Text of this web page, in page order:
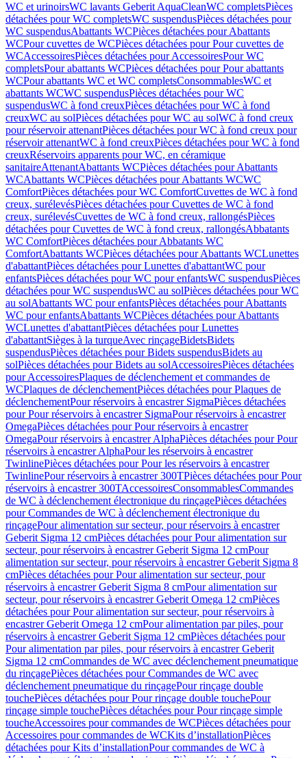
WC et urinoirsWC lavants Geberit AquaCleanWC completsPièces
détachées pour WC completsWC suspendusPièces détachées pour
WC suspendusAbattants WCPièces détachées pour Abattants
WCPour cuvettes de WCPièces détachées pour Pour cuvettes de
WCAccessoiresPièces détachées pour AccessoiresPour WC
completsPour abattants WCPièces détachées pour Pour abattants
WCPour abattants WC et WC completsConsommablesWC et
abattants WCWC suspendusPièces détachées pour WC
suspendusWC à fond creuxPièces détachées pour WC à fond
creuxWC au solPièces détachées pour WC au solWC à fond creux
pour réservoir attenantPièces détachées pour WC à fond creux pour
réservoir attenantWC à fond creuxPièces détachées pour WC à fond
creuxRéservoirs apparents pour WC, en céramique
sanitaireAttenantAbattants WCPièces détachées pour Abattants
WCAbattants WCPièces détachées pour Abattants WCWC
ComfortPièces détachées pour WC ComfortCuvettes de WC à fond
creux, surélevésPièces détachées pour Cuvettes de WC à fond
creux, surélevésCuvettes de WC à fond creux, rallongésPièces
détachées pour Cuvettes de WC à fond creux, rallongésAbbatants
WC ComfortPièces détachées pour Abbatants WC
ComfortAbattants WCPièces détachées pour Abattants WCLunettes
d'abattantPièces détachées pour Lunettes d'abattantWC pour
enfantsPièces détachées pour WC pour enfantsWC suspendusPièces
détachées pour WC suspendusWC au solPièces détachées pour WC
au solAbattants WC pour enfantsPièces détachées pour Abattants
WC pour enfantsAbattants WCPièces détachées pour Abattants
WCLunettes d'abattantPièces détachées pour Lunettes
d'abattantSièges à la turqueAvec rinçageBidetsBidets
suspendusPièces détachées pour Bidets suspendusBidets au
solPièces détachées pour Bidets au solAccessoiresPièces détachées
pour AccessoiresPlaques de déclenchement et commandes de
WCPlaques de déclenchementPièces détachées pour Plaques de
déclenchementPour réservoirs à encastrer SigmaPièces détachées
pour Pour réservoirs à encastrer SigmaPour réservoirs à encastrer
OmegaPièces détachées pour Pour réservoirs à encastrer
OmegaPour réservoirs à encastrer AlphaPièces détachées pour Pour
réservoirs à encastrer AlphaPour les réservoirs à encastrer
TwinlinePièces détachées pour Pour les réservoirs à encastrer
TwinlinePour réservoirs à encastrer 300TPièces détachées pour Pour
réservoirs à encastrer 300TAccessoiresConsommablesCommandes
de WC à déclenchement électronique du rinçagePièces détachées
pour Commandes de WC à déclenchement électronique du
rinçagePour alimentation sur secteur, pour réservoirs à encastrer
Geberit Sigma 12 cmPièces détachées pour Pour alimentation sur
secteur, pour réservoirs à encastrer Geberit Sigma 12 cmPour
alimentation sur secteur, pour réservoirs à encastrer Geberit Sigma 8
cmPièces détachées pour Pour alimentation sur secteur, pour
réservoirs à encastrer Geberit Sigma 8 cmPour alimentation sur
secteur, pour réservoirs à encastrer Geberit Omega 12 cmPièces
détachées pour Pour alimentation sur secteur, pour réservoirs à
encastrer Geberit Omega 12 cmPour alimentation par piles, pour
réservoirs à encastrer Geberit Sigma 12 cmPièces détachées pour
Pour alimentation par piles, pour réservoirs à encastrer Geberit
Sigma 12 cmCommandes de WC avec déclenchement pneumatique
du rinçagePièces détachées pour Commandes de WC avec
déclenchement pneumatique du rinçagePour rinçage double
touchePièces détachées pour Pour rinçage double touchePour
rinçage simple touchePièces détachées pour Pour rinçage simple
toucheAccessoires pour commandes de WCPièces détachées pour
Accessoires pour commandes de WCKits d’installationPièces
détachées pour Kits d’installationPour commandes de WC à